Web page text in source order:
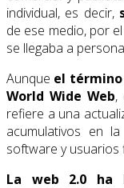
individual, es decir,
de ese medio, por
se llegaba a
Aunque el término
World Wide Web,
refiere a una
acumulativos en
software y usuarios
La web 2.0 ha